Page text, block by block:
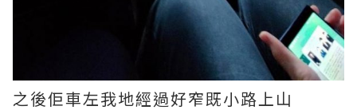
之後佢車左我地經過好窄既小路上山